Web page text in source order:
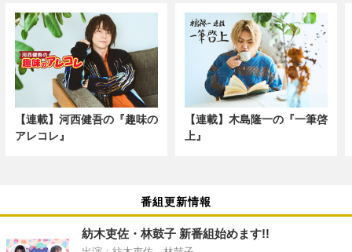
【連載】河西健吾の『趣味の
アレコレ』
【連載】木島隆一の『一筆啓
上』
番組更新情報
紡木吏佐・林鼓子 新番組始めます!!